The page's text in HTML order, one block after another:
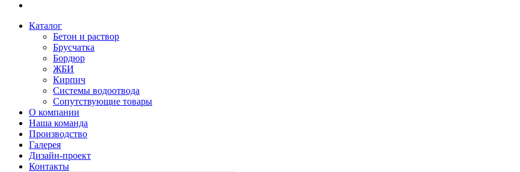
Каталог
Бетон и раствор
Брусчатка
Бордюр
ЖБИ
Кирпич
Системы водоотвода
Сопутствующие товары
О компании
Наша команда
Производство
Галерея
Дизайн-проект
Контакты